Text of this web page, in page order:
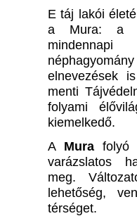
E táj lakói
a Mura: a
elnevezések
menti
folyami
kiemelkedő.
A Mura folyó
varázslatos
meg.
lehetőség,
térséget.